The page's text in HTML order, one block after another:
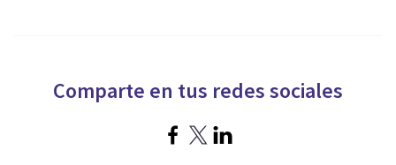
Comparte en tus redes sociales